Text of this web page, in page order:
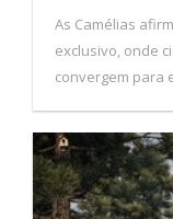
Aransa
com alma
promovam o
pessoas. De
Espanha, a